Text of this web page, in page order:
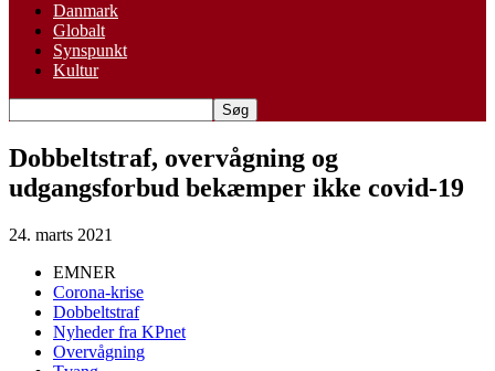
Danmark
Globalt
Synspunkt
Kultur
Dobbeltstraf, overvågning og
udgangsforbud bekæmper ikke covid-19
24. marts 2021
EMNER
Corona-krise
Dobbeltstraf
Nyheder fra KPnet
Overvågning